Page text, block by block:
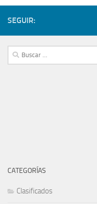
SEGUIR:
Buscar:
CATEGORÍAS
Clasificados